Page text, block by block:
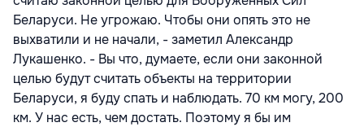
Беларуси. Не угрожаю. Чтобы они опять это не
выхватили и не начали, - заметил Александр
Лукашенко. - Вы что, думаете, если они законной
целью будут считать объекты на территории
Беларуси, я буду спать и наблюдать. 70 км могу, 200
км. У нас есть, чем достать. Поэтому я бы им